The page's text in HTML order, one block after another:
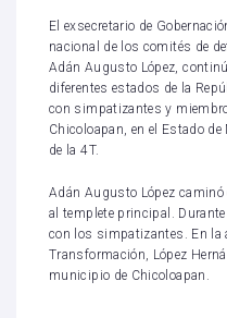
El exsecretario de
nacional de los comités de
Adán Augusto López,
diferentes estados de la
con simpatizantes y
Chicoloapan, en el Estado
de la 4T.
Adán Augusto López
al templete principal.
con los simpatizantes. En la
Transformación, López
municipio de Chicoloapan.